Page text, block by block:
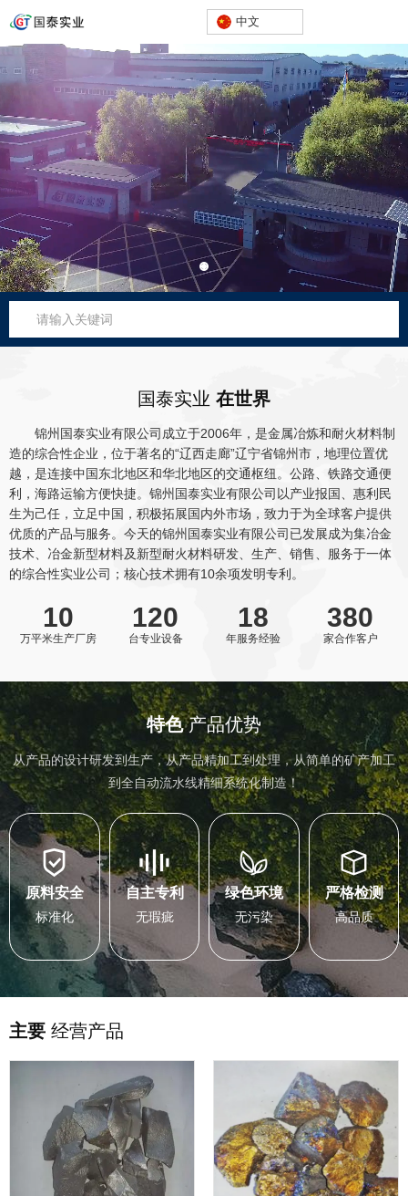
中文
国泰实业 在世界
锦州国泰实业有限公司成立于2006年，是金属冶炼和耐火材料制
造的综合性企业，位于著名的“辽西走廊”辽宁省锦州市，地理位置优
越，是连接中国东北地区和华北地区的交通枢纽。公路、铁路交通便
利，海路运输方便快捷。锦州国泰实业有限公司以产业报国、惠利民
生为己任，立足中国，积极拓展国内外市场，致力于为全球客户提供
优质的产品与服务。今天的锦州国泰实业有限公司已发展成为集冶金
技术、冶金新型材料及新型耐火材料研发、生产、销售、服务于一体
的综合性实业公司；核心技术拥有10余项发明专利。
10
万平米生产厂房
120
台专业设备
18
年服务经验
380
家合作客户
特色产品优势
从产品的设计研发到生产，从产品精加工到处理，从简单的矿产加工
到全自动流水线精细系统化制造！
原料安全
标准化
自主专利
无瑕疵
绿色环境
无污染
严格检测
高品质
主要 经营产品
耐火系列产品